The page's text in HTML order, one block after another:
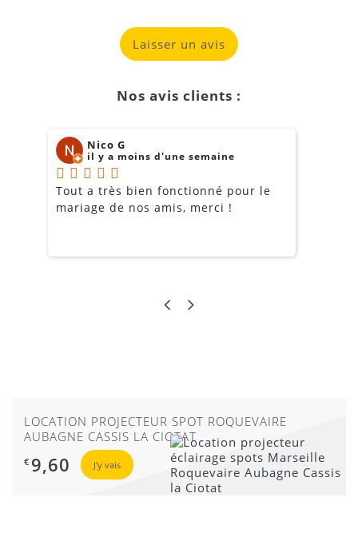
Laisser un avis
Nos avis clients :
Nico G
il y a moins d'une semaine
Tout a très bien fonctionné pour le
mariage de nos amis, merci !
LOCATION PROJECTEUR SPOT ROQUEVAIRE
AUBAGNE CASSIS LA CIOTAT
€ 9,60 J'y vais